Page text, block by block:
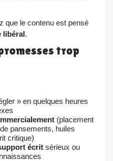
libéral.
» en quelques heures
(placement
pansements, huiles
critique)
écrit sérieux ou